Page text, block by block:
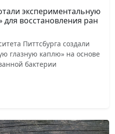
экспериментальную
восстановления ран
Питтсбурга создали
глазную каплю» на основе
бактерии